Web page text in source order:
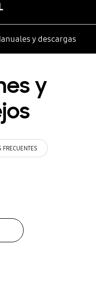
y descargas
y
FRECUENTES